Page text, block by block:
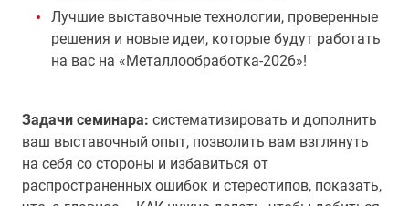
Лучшие выставочные технологии, проверенные
решения и новые идеи, которые будут работать
на вас на «Металлообработка-2026»!
Задачи семинара: систематизировать и дополнить
ваш выставочный опыт, позволить вам взглянуть
на себя со стороны и избавиться от
распространенных ошибок и стереотипов, показать,